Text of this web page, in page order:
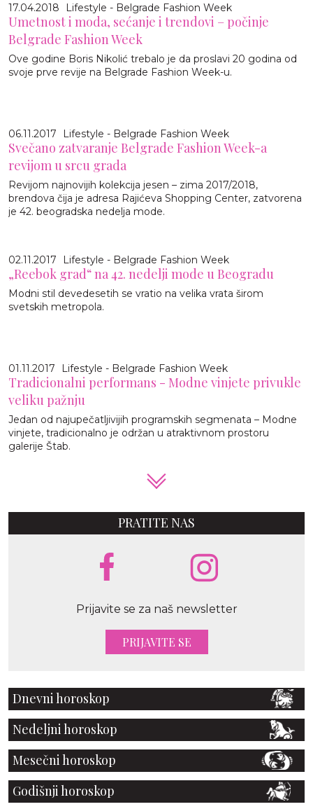
17.04.2018 Lifestyle - Belgrade Fashion Week
Umetnost i moda, sećanje i trendovi – počinje
Belgrade Fashion Week
Ove godine Boris Nikolić trebalo je da proslavi 20 godina od
svoje prve revije na Belgrade Fashion Week-u.
06.11.2017 Lifestyle - Belgrade Fashion Week
Svečano zatvaranje Belgrade Fashion Week-a
revijom u srcu grada
Revijom najnovijih kolekcija jesen – zima 2017/2018,
brendova čija je adresa Rajićeva Shopping Center, zatvorena
je 42. beogradska nedelja mode.
02.11.2017 Lifestyle - Belgrade Fashion Week
„Reebok grad“ na 42. nedelji mode u Beogradu
Modni stil devedesetih se vratio na velika vrata širom
svetskih metropola.
01.11.2017 Lifestyle - Belgrade Fashion Week
Tradicionalni performans - Modne vinjete privukle
veliku pažnju
Jedan od najupečatljivijih programskih segmenata – Modne
vinjete, tradicionalno je održan u atraktivnom prostoru
galerije Štab.
PRATITE NAS
Prijavite se za naš newsletter
PRIJAVITE SE
Dnevni horoskop
Nedeljni horoskop
Mesečni horoskop
Godišnji horoskop